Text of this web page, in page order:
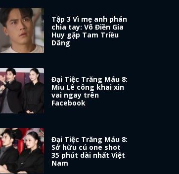
Tập 3 Vì mẹ anh phán
chia tay: Võ Điền Gia
Huy gặp Tam Triều
Dâng
Đại Tiệc Trăng Máu 8:
Miu Lê công khai xin
vai ngay trên
Facebook
Đại Tiệc Trăng Máu 8:
Sở hữu cú one shot
35 phút dài nhất Việt
Nam